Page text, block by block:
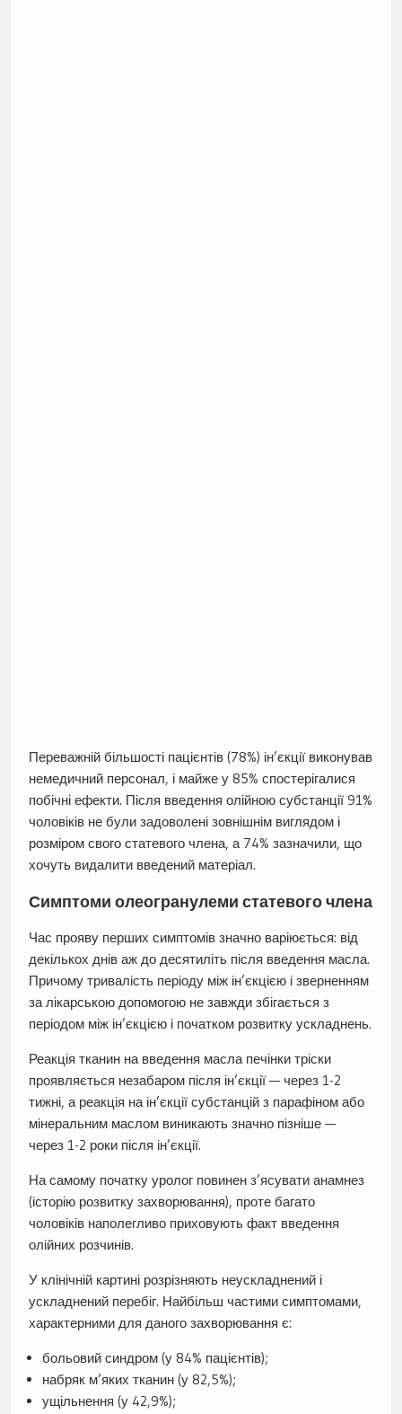
Переважній більшості пацієнтів (78%) ін’єкції виконував
немедичний персонал, і майже у 85% спостерігалися
побічні ефекти. Після введення олійною субстанції 91%
чоловіків не були задоволені зовнішнім виглядом і
розміром свого статевого члена, а 74% зазначили, що
хочуть видалити введений матеріал.
Симптоми олеогранулеми статевого члена
Час прояву перших симптомів значно варіюється: від
декількох днів аж до десятиліть після введення масла.
Причому тривалість періоду між ін’єкцією і зверненням
за лікарською допомогою не завжди збігається з
періодом між ін’єкцією і початком розвитку ускладнень.
Реакція тканин на введення масла печінки тріски
проявляється незабаром після ін’єкції — через 1-2
тижні, а реакція на ін’єкції субстанцій з парафіном або
мінеральним маслом виникають значно пізніше —
через 1-2 роки після ін’єкції.
На самому початку уролог повинен з’ясувати анамнез
(історію розвитку захворювання), проте багато
чоловіків наполегливо приховують факт введення
олійних розчинів.
У клінічній картині розрізняють неускладнений і
ускладнений перебіг. Найбільш частими симптомами,
характерними для даного захворювання є:
больовий синдром (у 84% пацієнтів);
набряк м’яких тканин (у 82,5%);
ущільнення (у 42,9%);